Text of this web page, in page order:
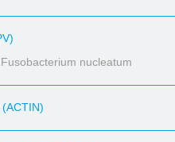
nucleatum